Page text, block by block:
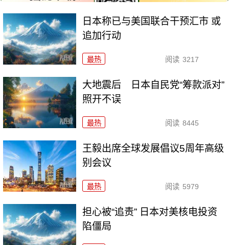
日本称已与美国联合干预汇市 或
追加行动
最热 阅读 3217
大地震后 日本自民党“筹款派对”
照开不误
最热 阅读 8445
王毅出席全球发展倡议5周年高级
别会议
最热 阅读 5979
担心被“追责” 日本对美核电投资
陷僵局